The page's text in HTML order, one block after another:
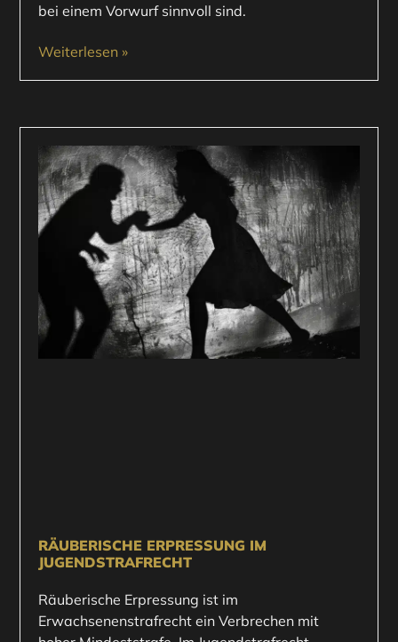
bei einem Vorwurf sinnvoll sind.
Weiterlesen »
RÄUBERISCHE ERPRESSUNG IM
JUGENDSTRAFRECHT
Räuberische Erpressung ist im
Erwachsenenstrafrecht ein Verbrechen mit